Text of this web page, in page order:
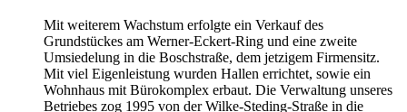
Mit weiterem Wachstum erfolgte ein Verkauf des
Grundstückes am Werner-Eckert-Ring und eine zweite
Umsiedelung in die Boschstraße, dem jetzigem Firmensitz.
Mit viel Eigenleistung wurden Hallen errichtet, sowie ein
Wohnhaus mit Bürokomplex erbaut. Die Verwaltung unseres
Betriebes zog 1995 von der Wilke-Steding-Straße in die